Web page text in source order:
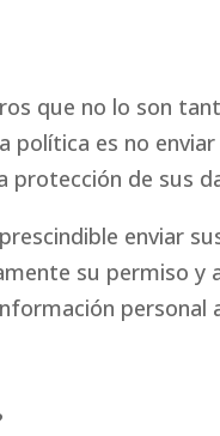
que no lo son
política es no
protección de sus
enviar
su permiso y
personal